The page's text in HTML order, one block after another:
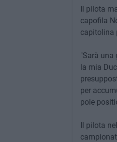
Il pilota
capofila
capitolina
"Sarà una
la mia
per
pole
Il pilota